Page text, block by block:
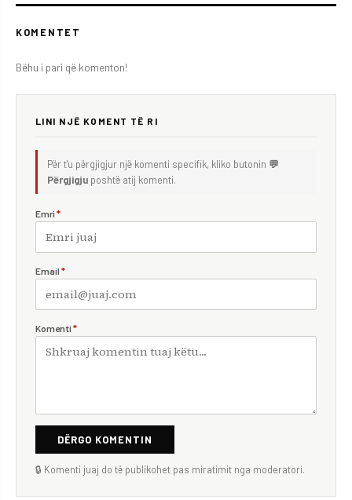
KOMENTET
Bëhu i pari që komenton!
LINI NJË KOMENT TË RI
Për t'u përgjigjur një komenti specifik, kliko butonin 💬
Përgjigju poshtë atij komenti.
Emri *
Email *
Komenti *
DËRGO KOMENTIN
🔒 Komenti juaj do të publikohet pas miratimit nga moderatori.